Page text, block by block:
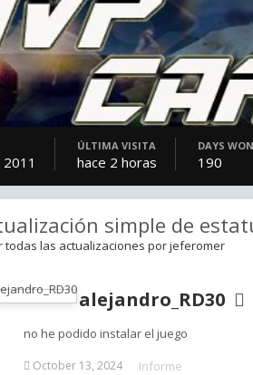
2011
ÚLTIMA VISITA
hace 2 horas
DAYS WON
190
simple de
todas las actualizaciones por jeferomer
alejandro_RD30
no he podido instalar el juego
October 13, 2024 Informe